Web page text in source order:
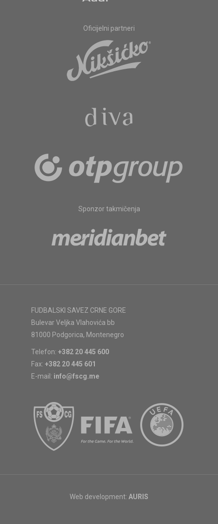
Oficijelni partneri
Sponzor takmičenja
FUDBALSKI SAVEZ CRNE GORE
Bulevar Veljka Vlahovića bb
81000 Podgorica, Montenegro
Telefon: +382 20 445 600
Fax: +382 20 445 601
E-mail: info@fscg.me
Web development: AURIS